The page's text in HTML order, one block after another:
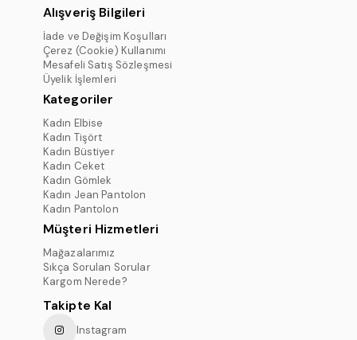
Alışveriş Bilgileri
İade ve Değişim Koşulları
Çerez (Cookie) Kullanımı
Mesafeli Satış Sözleşmesi
Üyelik İşlemleri
Kategoriler
Kadın Elbise
Kadın Tişört
Kadın Büstiyer
Kadın Ceket
Kadın Gömlek
Kadın Jean Pantolon
Kadın Pantolon
Müşteri Hizmetleri
Mağazalarımız
Sıkça Sorulan Sorular
Kargom Nerede?
Takipte Kal
Instagram